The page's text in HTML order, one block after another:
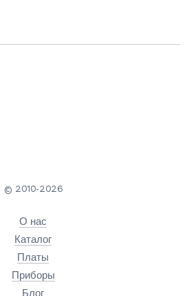
© 2010-2026
О нас
Каталог
Платы
Приборы
Блог